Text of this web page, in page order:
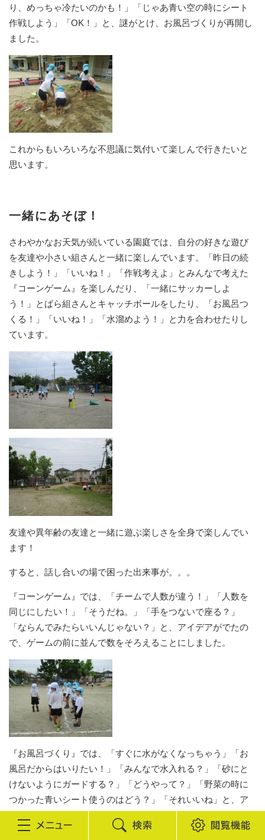
り、めっちゃ冷たいのかも！」「じゃあ青い空の時にシート
作戦しよう」「OK！」と、謎がとけ、お風呂づくりが再開し
ました。
これからもいろいろな不思議に気付いて楽しんで行きたいと
思います。
一緒にあそぼ！
さわやかなお天気が続いている園庭では、自分の好きな遊び
を友達や小さい組さんと一緒に楽しんでいます。「昨日の続
きしよう！」「いいね！」「作戦考えよ」とみんなで考えた
『コーンゲーム』を楽しんだり、「一緒にサッカーしよ
う！」とばら組さんとキャッチボールをしたり、「お風呂つ
くる！」「いいね！」「水溜めよう！」と力を合わせたりし
ています。
友達や異年齢の友達と一緒に遊ぶ楽しさを全身で楽しんでい
ます！
すると、話し合いの場で困った出来事が。。。
『コーンゲーム』では、「チームで人数が違う！」「人数を
同じにしたい！」「そうだね。」「手をつないで座る？」
「ならんでみたらいいんじゃない？」と、アイデアがでたの
で、ゲームの前に並んで数をそろえることにしました。
『お風呂づくり』では、「すぐに水がなくなっちゃう」「お
風呂だからはいりたい！」「みんなで水入れる？」「砂にと
けないようにガードする？」「どうやって？」「野菜の時に
つかった青いシート使うのはどう？」「それいいね」と、ア
たでしょうか。明日をこうご期待！